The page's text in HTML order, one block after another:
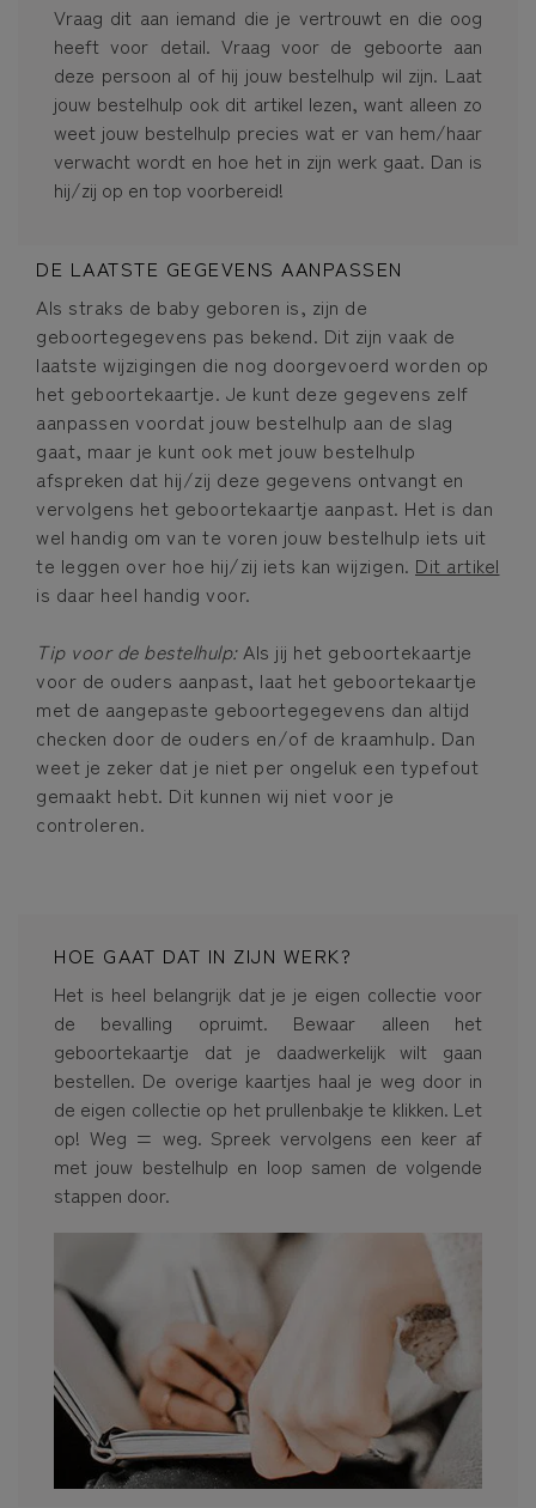
Vraag dit aan iemand die je vertrouwt en die oog
heeft voor detail. Vraag voor de geboorte aan
deze persoon al of hij jouw bestelhulp wil zijn. Laat
jouw bestelhulp ook dit artikel lezen, want alleen zo
weet jouw bestelhulp precies wat er van hem/haar
verwacht wordt en hoe het in zijn werk gaat. Dan is
hij/zij op en top voorbereid!
DE LAATSTE GEGEVENS AANPASSEN
Als straks de baby geboren is, zijn de
geboortegegevens pas bekend. Dit zijn vaak de
laatste wijzigingen die nog doorgevoerd worden op
het geboortekaartje. Je kunt deze gegevens zelf
aanpassen voordat jouw bestelhulp aan de slag
gaat, maar je kunt ook met jouw bestelhulp
afspreken dat hij/zij deze gegevens ontvangt en
vervolgens het geboortekaartje aanpast. Het is dan
wel handig om van te voren jouw bestelhulp iets uit
te leggen over hoe hij/zij iets kan wijzigen. Dit artikel
is daar heel handig voor.
Tip voor de bestelhulp:Als jij het geboortekaartje
voor de ouders aanpast, laat het geboortekaartje
met de aangepaste geboortegegevens dan altijd
checken door de ouders en/of de kraamhulp. Dan
weet je zeker dat je niet per ongeluk een typefout
gemaakt hebt. Dit kunnen wij niet voor je
controleren.
HOE GAAT DAT IN ZIJN WERK?
Het is heel belangrijk dat je je eigen collectie voor
de bevalling opruimt. Bewaar alleen het
geboortekaartje dat je daadwerkelijk wilt gaan
bestellen. De overige kaartjes haal je weg door in
de eigen collectie op het prullenbakje te klikken. Let
op! Weg = weg. Spreek vervolgens een keer af
met jouw bestelhulp en loop samen de volgende
stappen door.